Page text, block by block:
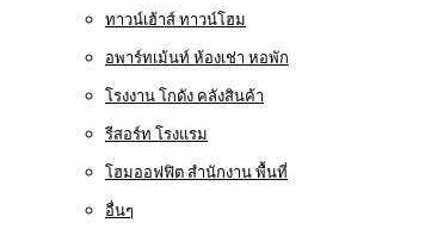
ทาวน์เฮ้าส์ ทาวน์โฮม
อพาร์ทเม้นท์ ห้องเช่า หอพัก
โรงงาน โกดัง คลังสินค้า
รีสอร์ท โรงแรม
โฮมออฟฟิต สำนักงาน พื้นที่
อื่นๆ